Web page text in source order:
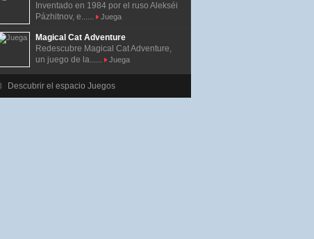
Inventado en 1984 por el ruso Alekséi
Pázhitnov, e......
Juega
Magical Cat Adventure
Redescubre Magical Cat Adventure,
un juego de la......
Juega
Descubrir el espacio Juegos